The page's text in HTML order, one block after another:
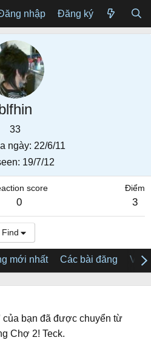
nhập Đăng ký
33
ngày 22/6/11
19/7/12
score
0
Điểm
3
Find
mới nhất Các bài đăng Về
của bạn đã được chuyển từ
Chợ 2! Teck.